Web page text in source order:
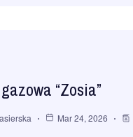
“Zosia”
Mar 24, 2026